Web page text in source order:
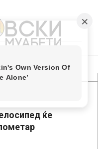
ќе